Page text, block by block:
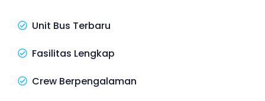
Unit Bus Terbaru
Fasilitas Lengkap
Crew Berpengalaman